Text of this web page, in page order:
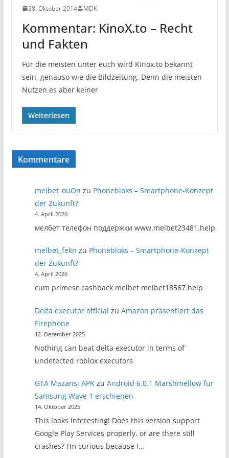
28. Oktober 2014 MDK
Kommentar: KinoX.to – Recht
und Fakten
Für die meisten unter euch wird Kinox.to bekannt
sein, genauso wie die Bildzeitung. Denn die meisten
Nutzen es aber keiner
Weiterlesen
Kommentare
melbet_ouOn zu Phonebloks – Smartphone-Konzept
der Zukunft?
4. April 2026
мелбет телефон поддержки www.melbet23481.help
melbet_fekn zu Phonebloks – Smartphone-Konzept
der Zukunft?
4. April 2026
cum primesc cashback melbet melbet18567.help
Delta executor official zuAmazon präsentiert das
Firephone
12. Dezember 2025
Nothing can beat delta executor in terms of
undetected roblox executors
GTA Mazansi APK zuAndroid 6.0.1 Marshmellow für
Samsung Wave 1 erschienen
14. Oktober 2025
This looks interesting! Does this version support
Google Play Services properly, or are there still
crashes? I’m curious because I…